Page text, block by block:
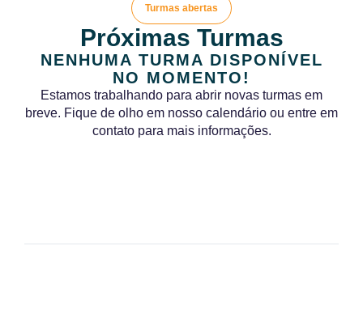
Turmas abertas
Próximas Turmas
NENHUMA TURMA DISPONÍVEL
NO MOMENTO!
Estamos trabalhando para abrir novas turmas em
breve. Fique de olho em nosso calendário ou entre em
contato para mais informações.